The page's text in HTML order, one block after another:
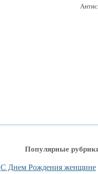
Популярные
С Днем Рождения женщине